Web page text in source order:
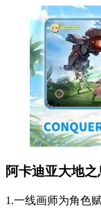
阿卡迪亚大地
1.一线画师为角色